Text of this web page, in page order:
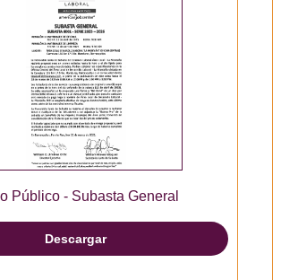
Público - Subasta General
Descargar